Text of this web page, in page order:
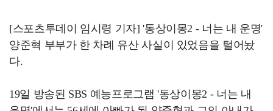
[스포츠투데이 임시령 기자] '동상이몽2 - 너는 내 운명'
양준혁 부부가 한 차례 유산 사실이 있었음을 털어놨
다.
19일 방송된 SBS 예능프로그램 '동상이몽2 - 너는 내